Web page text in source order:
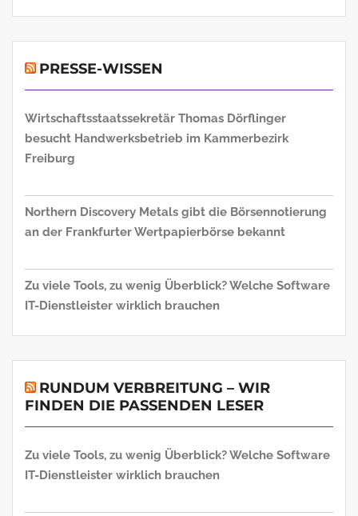
PRESSE-WISSEN
Wirtschaftsstaatssekretär Thomas Dörflinger
besucht Handwerksbetrieb im Kammerbezirk
Freiburg
Northern Discovery Metals gibt die Börsennotierung
an der Frankfurter Wertpapierbörse bekannt
Zu viele Tools, zu wenig Überblick? Welche Software
IT-Dienstleister wirklich brauchen
RUNDUM VERBREITUNG – WIR
FINDEN DIE PASSENDEN LESER
Zu viele Tools, zu wenig Überblick? Welche Software
IT-Dienstleister wirklich brauchen